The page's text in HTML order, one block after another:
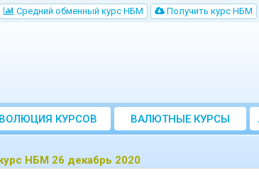
Cредний обменный курс НБM Получить курс НБМ
КУРСОВ
ВАЛЮТНЫЕ КУРСЫ
БАНКОВ
НБМ 26 декабрь 2020